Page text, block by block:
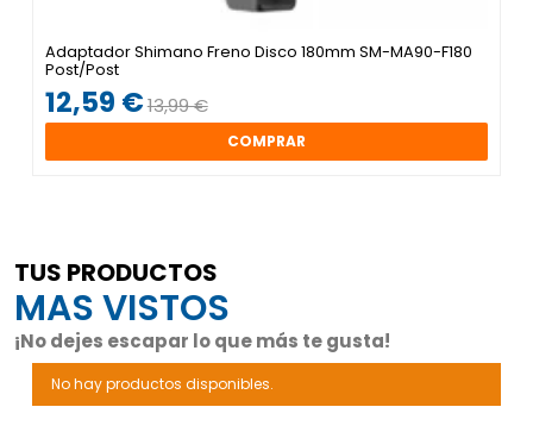
Adaptador Shimano Freno Disco 180mm SM-MA90-F180
Post/Post
12,59 €13,99 €
COMPRAR
TUS PRODUCTOS
MAS VISTOS
¡No dejes escapar lo que más te gusta!
No hay productos disponibles.